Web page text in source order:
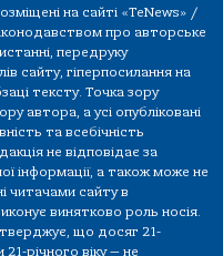
на сайті «TeNews» /
про авторське
передруку
сайту, гіперпосилання на
тексту. Точка зору
автора, а усі опубліковані
та всебічність
не відповідає за
інформації, а також може не
читачами сайту в
винятково роль носія.
що досяг 21-
річного віку — не